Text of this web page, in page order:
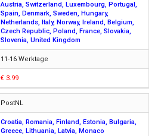
Austria, Switzerland, Luxembourg, Portugal,
Spain, Denmark, Sweden, Hungary,
Netherlands, Italy, Norway, Ireland, Belgium,
Czech Republic, Poland, France, Slovakia,
Slovenia, United Kingdom
11-16 Werktage
€ 3.99
PostNL
Croatia, Romania, Finland, Estonia, Bulgaria,
Greece, Lithuania, Latvia, Monaco